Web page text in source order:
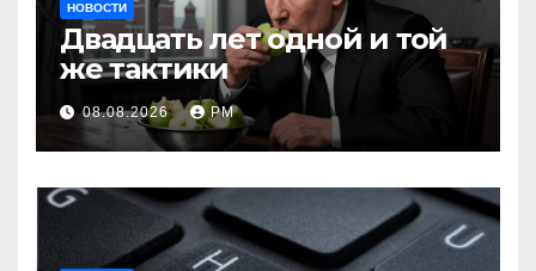
НОВОСТИ
Двадцать лет одной и той
же тактики
08.08.2026 РМ